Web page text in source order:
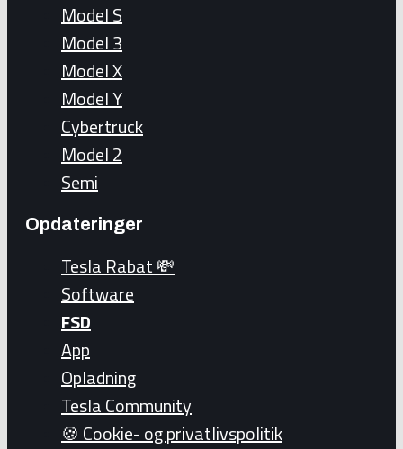
Model S
Model 3
Model X
Model Y
Cybertruck
Model 2
Semi
Opdateringer
Tesla Rabat 💸
Software
FSD
App
Opladning
Tesla Community
🍪 Cookie- og privatlivspolitik